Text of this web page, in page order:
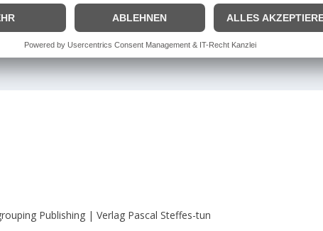
Publishing | Verlag Pascal Steffes-tun